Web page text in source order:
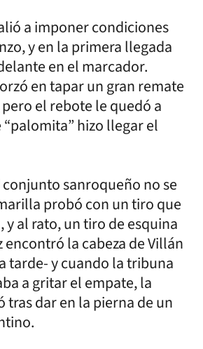
a imponer condiciones
y en la primera llegada
en el marcador.
en tapar un gran remate
el rebote le quedó a
hizo llegar el
sanroqueño no se
probó con un tiro que
y al rato, un tiro de esquina
encontró la cabeza de Villán
tarde- y cuando la tribuna
a gritar el empate, la
tras dar en la pierna de un